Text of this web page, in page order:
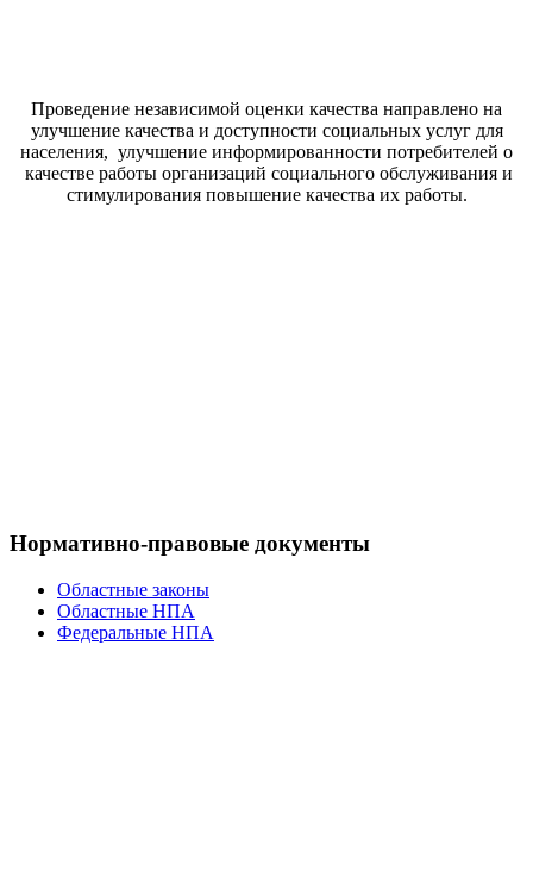
Проведение независимой оценки качества направлено на
улучшение качества и доступности социальных услуг для
населения, улучшение информированности потребителей о
качестве работы организаций социального обслуживания и
стимулирования повышение качества их работы.
Нормативно-правовые документы
Областные законы
Областные НПА
Федеральные НПА